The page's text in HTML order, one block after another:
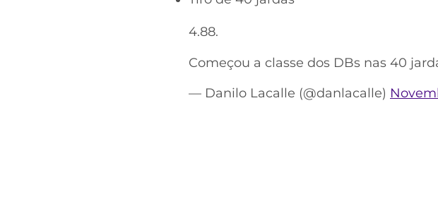
4.88.
Começou a classe dos DBs nas 40
— Danilo Lacalle (@danlacalle)